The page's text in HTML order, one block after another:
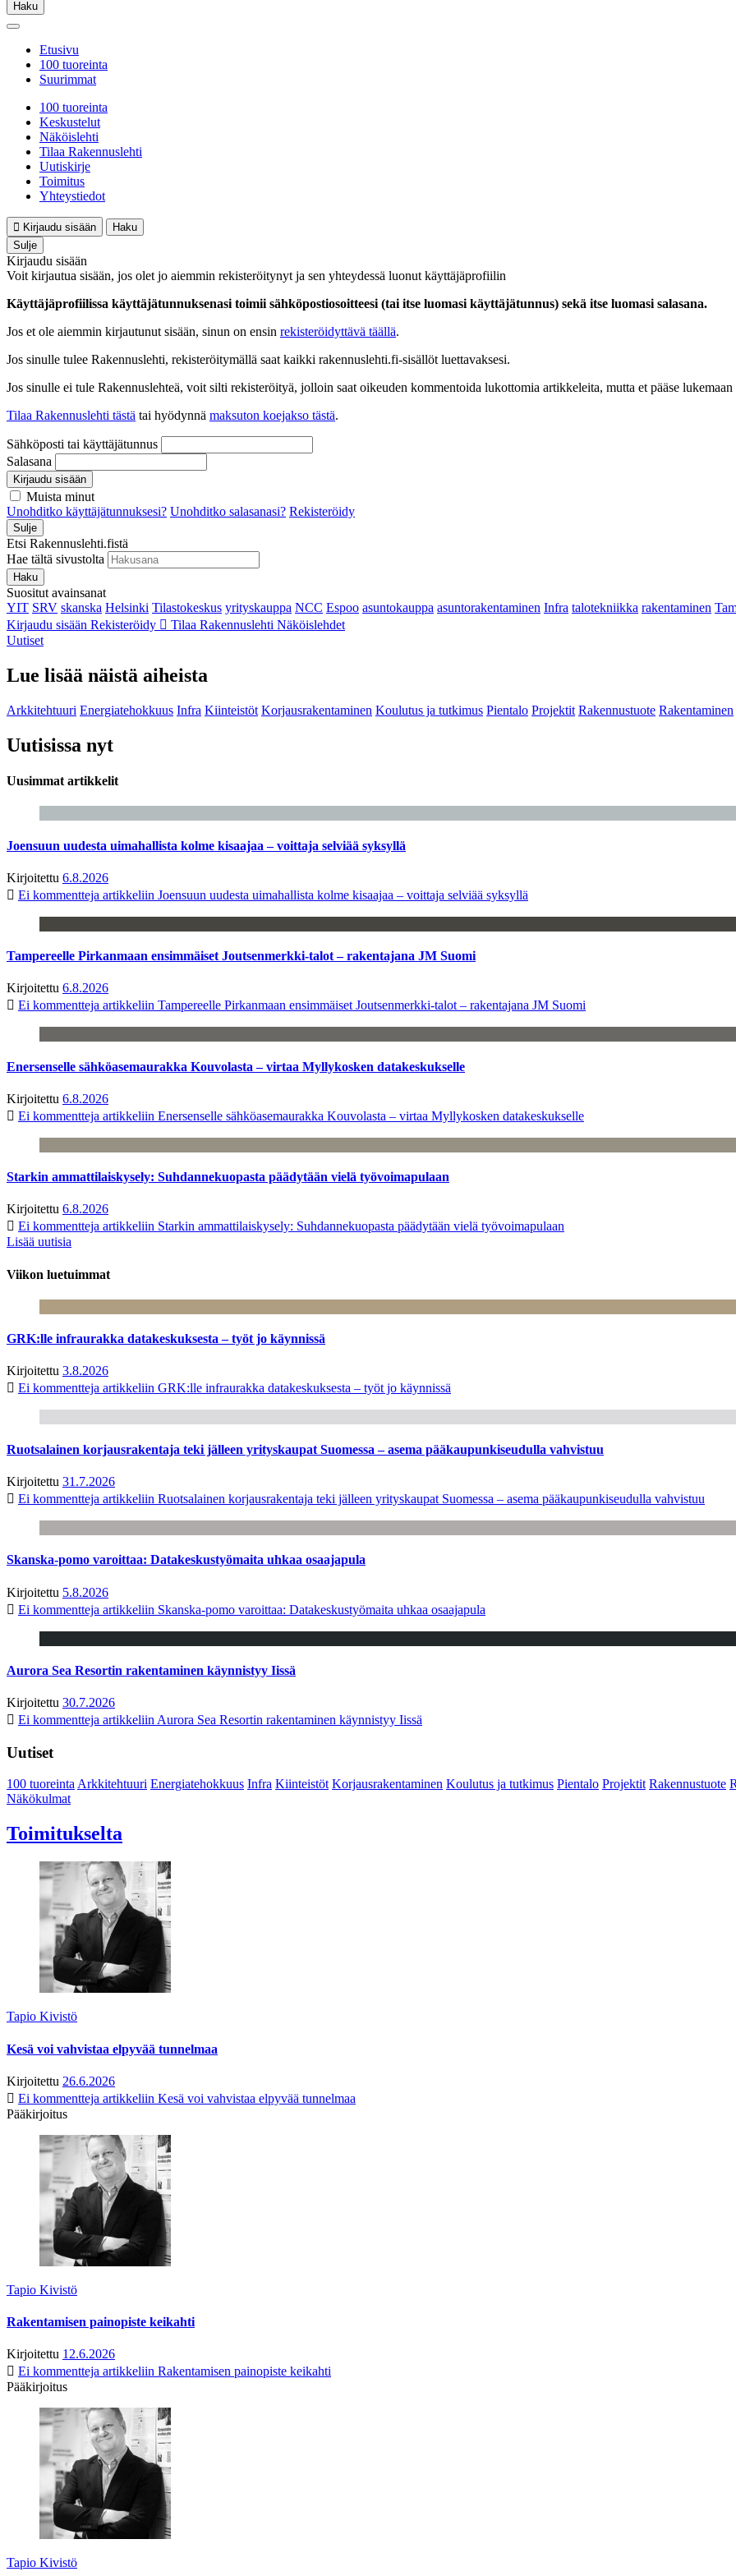
Haku
Etusivu
100 tuoreinta
Suurimmat
100 tuoreinta
Keskustelut
Näköislehti
Tilaa Rakennuslehti
Uutiskirje
Toimitus
Yhteystiedot
Kirjaudu sisään
Haku
Sulje
Kirjaudu sisään
Voit kirjautua sisään, jos olet jo aiemmin rekisteröitynyt ja sen yhteydessä luonut käyttäjäprofiilin
Käyttäjäprofiilissa käyttäjätunnuksenasi toimii sähköpostiosoitteesi (tai itse luomasi käyttäjätunnus) sekä itse luomasi salasana.
Jos et ole aiemmin kirjautunut sisään, sinun on ensin rekisteröidyttävä täällä.
Jos sinulle tulee Rakennuslehti, rekisteröitymällä saat kaikki rakennuslehti.fi-sisällöt luettavaksesi.
Jos sinulle ei tule Rakennuslehteä, voit silti rekisteröityä, jolloin saat oikeuden kommentoida lukottomia artikkeleita, mutta et pääse
Tilaa Rakennuslehti tästä tai hyödynnä maksuton koejakso tästä.
Sähköposti tai käyttäjätunnus
Salasana
Kirjaudu sisään
Muista minut
Unohditko käyttäjätunnuksesi? Unohditko salasanasi? Rekisteröidy
Sulje
Etsi Rakennuslehti.fistä
Hae tältä sivustolta
Haku
Suositut avainsanat
YIT SRV skanska Helsinki Tilastokeskus yrityskauppa NCC Espoo asuntokauppa asuntorakentaminen Infra talotekniikka rakentaminen
Kirjaudu sisään Rekisteröidy Tilaa Rakennuslehti Näköislehdet
Uutiset
Lue lisää näistä aiheista
Arkkitehtuuri Energiatehokkuus Infra Kiinteistöt Korjausrakentaminen Koulutus ja tutkimus Pientalo Projektit Rakennustuote Rakentaminen
Uutisissa nyt
Uusimmat artikkelit
Joensuun uudesta uimahallista kolme kisaajaa – voittaja selviää syksyllä
Kirjoitettu 6.8.2026
Ei kommentteja artikkeliin Joensuun uudesta uimahallista kolme kisaajaa – voittaja selviää syksyllä
Tampereelle Pirkanmaan ensimmäiset Joutsenmerkki-talot – rakentajana JM Suomi
Kirjoitettu 6.8.2026
Ei kommentteja artikkeliin Tampereelle Pirkanmaan ensimmäiset Joutsenmerkki-talot – rakentajana JM Suomi
Enersenselle sähköasemaurakka Kouvolasta – virtaa Myllykosken datakeskukselle
Kirjoitettu 6.8.2026
Ei kommentteja artikkeliin Enersenselle sähköasemaurakka Kouvolasta – virtaa Myllykosken datakeskukselle
Starkin ammattilaiskysely: Suhdannekuopasta päädytään vielä työvoimapulaan
Kirjoitettu 6.8.2026
Ei kommentteja artikkeliin Starkin ammattilaiskysely: Suhdannekuopasta päädytään vielä työvoimapulaan
Lisää uutisia
Viikon luetuimmat
GRK:lle infraurakka datakeskuksesta – työt jo käynnissä
Kirjoitettu 3.8.2026
Ei kommentteja artikkeliin GRK:lle infraurakka datakeskuksesta – työt jo käynnissä
Ruotsalainen korjausrakentaja teki jälleen yrityskaupat Suomessa – asema pääkaupunkiseudulla vahvistuu
Kirjoitettu 31.7.2026
Ei kommentteja artikkeliin Ruotsalainen korjausrakentaja teki jälleen yrityskaupat Suomessa – asema pääkaupunkiseudulla vahvistuu
Skanska-pomo varoittaa: Datakeskustyömaita uhkaa osaajapula
Kirjoitettu 5.8.2026
Ei kommentteja artikkeliin Skanska-pomo varoittaa: Datakeskustyömaita uhkaa osaajapula
Aurora Sea Resortin rakentaminen käynnistyy Iissä
Kirjoitettu 30.7.2026
Ei kommentteja artikkeliin Aurora Sea Resortin rakentaminen käynnistyy Iissä
Uutiset
100 tuoreintaArkkitehtuuri Energiatehokkuus Infra Kiinteistöt Korjausrakentaminen Koulutus ja tutkimus Pientalo Projektit Rakennustuote
Näkökulmat
Toimitukselta
Tapio Kivistö
Kesä voi vahvistaa elpyvää tunnelmaa
Kirjoitettu 26.6.2026
Ei kommentteja artikkeliin Kesä voi vahvistaa elpyvää tunnelmaa
Pääkirjoitus
Tapio Kivistö
Rakentamisen painopiste keikahti
Kirjoitettu 12.6.2026
Ei kommentteja artikkeliin Rakentamisen painopiste keikahti
Pääkirjoitus
Tapio Kivistö